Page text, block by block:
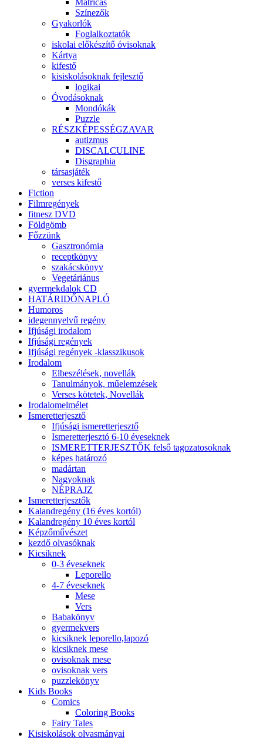
Matricás
Színezők
Gyakorlók
Foglalkoztatók
iskolai előkészítő óvisoknak
Kártya
kifestő
kisiskolásoknak fejlesztő
logikai
Óvodásoknak
Mondókák
Puzzle
RÉSZKÉPESSÉGZAVAR
autizmus
DISCALCULINE
Disgraphia
társasjáték
verses kifestő
Fiction
Filmregények
fitnesz DVD
Földgömb
Főzzünk
Gasztronómia
receptkönyv
szakácskönyv
Vegetáriánus
gyermekdalok CD
HATÁRIDŐNAPLÓ
Humoros
idegennyelvű regény
Ifjúsági irodalom
Ifjúsági regények
Ifjúsági regények -klasszikusok
Irodalom
Elbeszélések, novellák
Tanulmányok, műelemzések
Verses kötetek, Novellák
Irodalomelmélet
Ismeretterjesztő
Ifjúsági ismeretterjesztő
Ismeretterjesztó 6-10 éveseknek
ISMERETTERJESZTŐK felső tagozatosoknak
képes határozó
madártan
Nagyoknak
NÉPRAJZ
Ismeretterjesztők
Kalandregény (16 éves kortól)
Kalandregény 10 éves kortól
Képzőművészet
kezdő olvasóknak
Kicsiknek
0-3 éveseknek
Leporello
4-7 éveseknek
Mese
Vers
Babakönyv
gyermekvers
kicsiknek leporello,lapozó
kicsiknek mese
ovisoknak mese
ovisoknak vers
puzzlekönyv
Kids Books
Comics
Coloring Books
Fairy Tales
Kisiskolások olvasmányai